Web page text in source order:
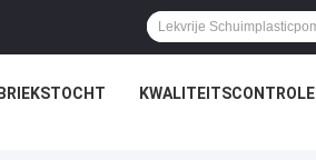
KWALITEITSCONTROLE